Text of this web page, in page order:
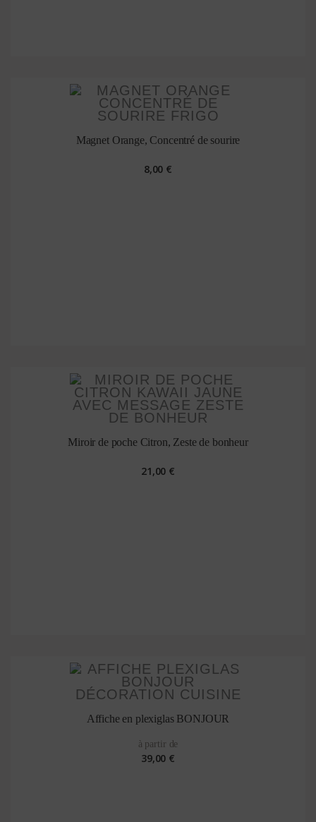
Magnet Orange, Concentré de sourire
8,00 €
Miroir de poche Citron, Zeste de bonheur
21,00 €
Affiche en plexiglas BONJOUR
à partir de
39,00 €